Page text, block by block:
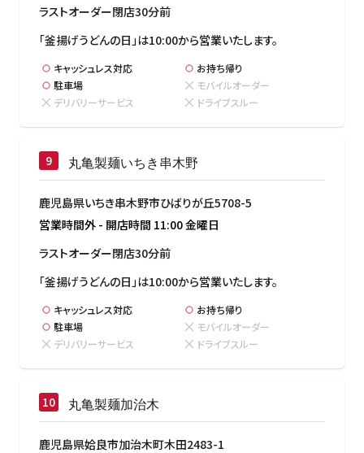
ラストオーダー閉店30分前
「釜揚げうどんの日」は10:00から営業いたします。
キャッシュレス対応
お持ち帰り
駐車場
モバイルオーダー
デリバリーサービス
ドライブスルー
丸亀製麺いちき串木野
鹿児島県いちき串木野市ひばりが丘5708-5
営業時間外 - 開店時間 11:00金曜日
ラストオーダー閉店30分前
「釜揚げうどんの日」は10:00から営業いたします。
キャッシュレス対応
お持ち帰り
駐車場
モバイルオーダー
デリバリーサービス
ドライブスルー
丸亀製麺加治木
鹿児島県姶良市加治木町木田2483-1